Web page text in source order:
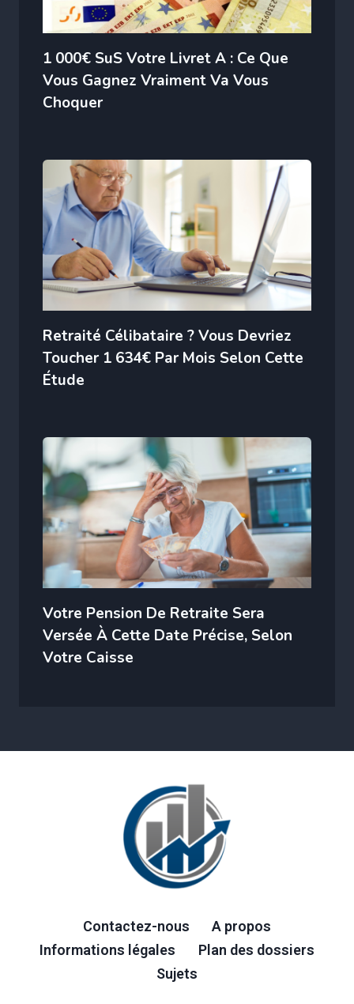
1 000€ SuS Votre Livret A : Ce Que
Vous Gagnez Vraiment Va Vous
Choquer
Retraité Célibataire ? Vous Devriez
Toucher 1 634€ Par Mois Selon Cette
Étude
Votre Pension De Retraite Sera
Versée À Cette Date Précise, Selon
Votre Caisse
Contactez-nous
A propos
Informations légales
Plan des dossiers
Sujets